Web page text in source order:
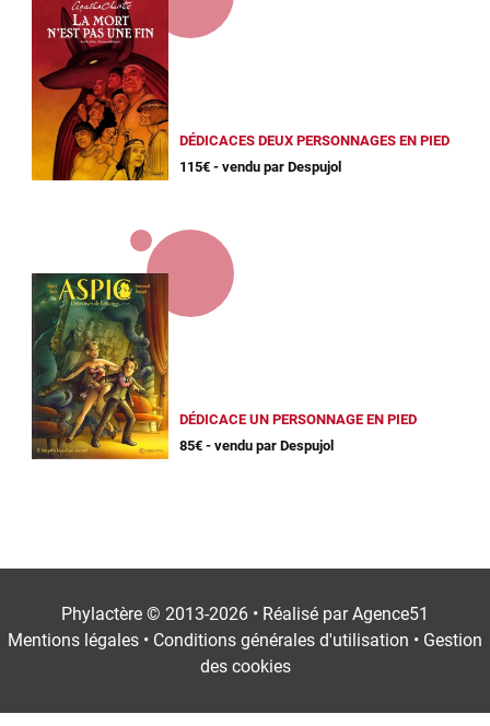
DÉDICACES DEUX PERSONNAGES EN PIED
115€ - vendu par Despujol
DÉDICACE UN PERSONNAGE EN PIED
85€ - vendu par Despujol
Phylactère © 2013-2026 • Réalisé parAgence51
Mentions légales • Conditions générales d'utilisation • Gestion
des cookies